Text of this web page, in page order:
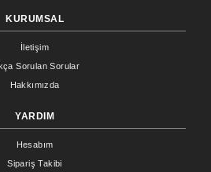
KURUMSAL
İletişim
Sorulan Sorular
Hakkımızda
YARDIM
Hesabım
Sipariş Takibi